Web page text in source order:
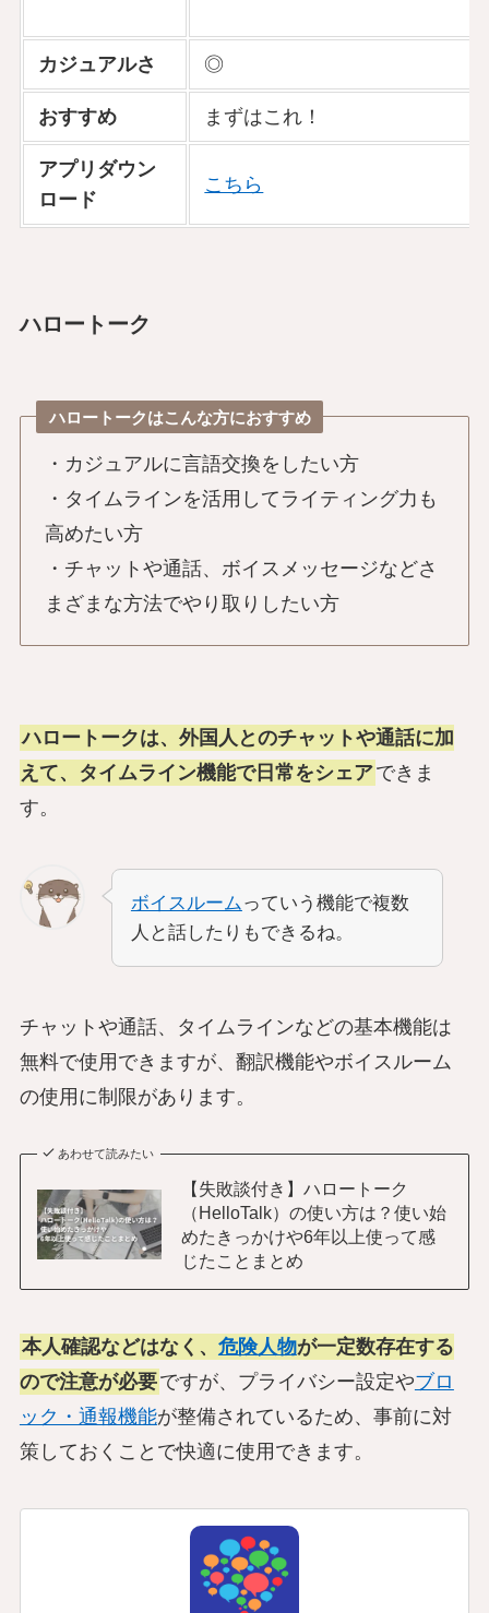
カジュアルさ ◎
おすすめ まずはこれ！
アプリダウン
ロード
こちら
ハロートーク
ハロートークはこんな方におすすめ
・カジュアルに言語交換をしたい方
・タイムラインを活用してライティング力も
高めたい方
・チャットや通話、ボイスメッセージなどさ
まざまな方法でやり取りしたい方
ハロートークは、外国人とのチャットや通話に加
えて、タイムライン機能で日常をシェアできま
す。
ボイスルーム っていう機能で複数
人と話したりもできるね。
チャットや通話、タイムラインなどの基本機能は
無料で使用できますが、翻訳機能やボイスルーム
の使用に制限があります。
あわせて読みたい
【失敗談付き】ハロートーク
（HelloTalk）の使い方は？使い始
めたきっかけや6年以上使って感
じたことまとめ
本人確認などはなく、 危険人物が一定数存在する
ので注意が必要ですが、プライバシー設定やブロ
ック・通報機能が整備されているため、事前に対
策しておくことで快適に使用できます。